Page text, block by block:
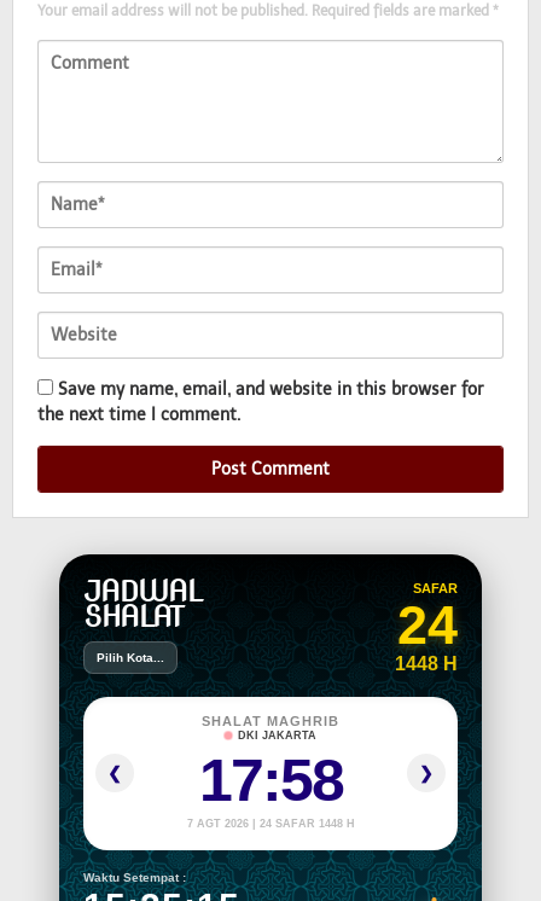
Your email address will not be published. Required fields are marked *
Save my name, email, and website in this browser for
the next time I comment.
JADWAL
SHALAT
Pilih Kota...
SAFAR
24
1448 H
❮
SHALAT MAGHRIB
DKI JAKARTA
17:58
7 AGT 2026 | 24 SAFAR 1448 H
❯
Waktu Setempat :